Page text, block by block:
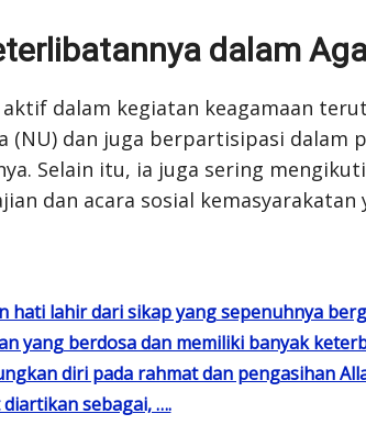
dalam
aktif dalam kegiatan keagamaan
(NU) dan juga berpartisipasi dalam
Selain itu, ia juga sering
dan acara sosial
hati lahir dari sikap yang sepenuhnya
yang berdosa dan memiliki banyak
diri pada rahmat dan pengasihan
sebagai, ….